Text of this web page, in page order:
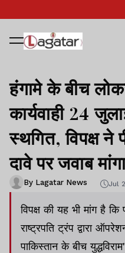
हंगामे के बीच
कार्यवाही 24
स्थगित, विपक्ष ने
दावे पर जवाब
By Lagatar News Jul
विपक्ष की यह भी मांग है कि
राष्ट्रपति ट्रंप द्वारा
पाकिस्तान के बीच